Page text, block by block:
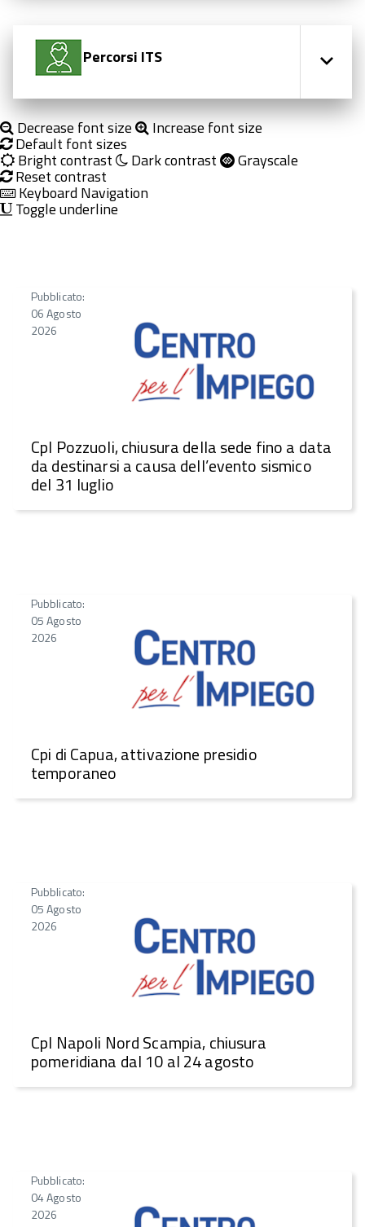
Percorsi ITS
Decrease font size Increase font size
Default font sizes
Bright contrast Dark contrast Grayscale
Reset contrast
Keyboard Navigation
Toggle underline
Pubblicato:
06 Agosto
2026
CpI Pozzuoli, chiusura della sede fino a data
da destinarsi a causa dell’evento sismico
del 31 luglio
Pubblicato:
05 Agosto
2026
Cpi di Capua, attivazione presidio
temporaneo
Pubblicato:
05 Agosto
2026
CpI Napoli Nord Scampia, chiusura
pomeridiana dal 10 al 24 agosto
Pubblicato:
04 Agosto
2026